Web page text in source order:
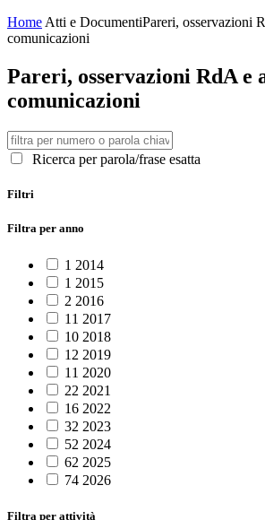
Home Atti e DocumentiPareri, osservazioni
comunicazioni
Pareri, osservazioni RdA e
comunicazioni
Ricerca per parola/frase esatta
Filtri
Filtra per anno
1 2014
1 2015
2 2016
11 2017
10 2018
12 2019
11 2020
22 2021
16 2022
32 2023
52 2024
62 2025
74 2026
Filtra per attività